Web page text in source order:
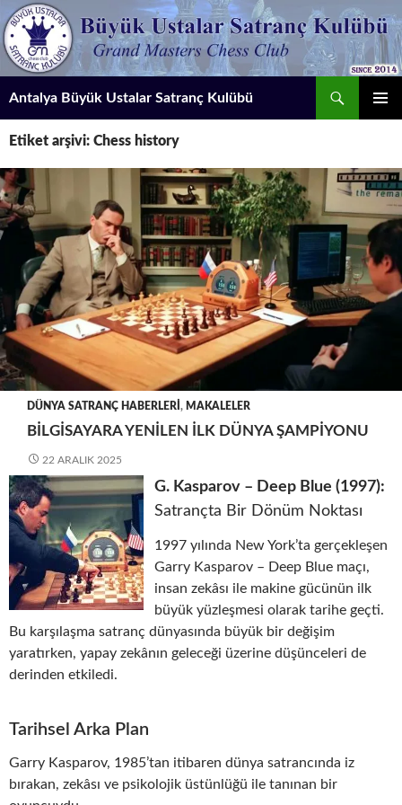
İçeriğe
atla
Antalya Büyük Ustalar Satranç Kulübü
Etiket arşivi: Chess history
DÜNYA SATRANÇ HABERLERI , MAKALELER
BILGISAYARA YENILEN İLK DÜNYA ŞAMPIYONU
22 ARALIK 2025
G. Kasparov – Deep Blue (1997):
Satrançta Bir Dönüm Noktası
1997 yılında New York’ta gerçekleşen
Garry Kasparov – Deep Blue maçı,
insan zekâsı ile makine gücünün ilk
büyük yüzleşmesi olarak tarihe geçti.
Bu karşılaşma satranç dünyasında büyük bir değişim
yaratırken, yapay zekânın geleceği üzerine düşünceleri de
derinden etkiledi.
Tarihsel Arka Plan
Garry Kasparov, 1985’tan itibaren dünya satrancında iz
bırakan, zekâsı ve psikolojik üstünlüğü ile tanınan bir